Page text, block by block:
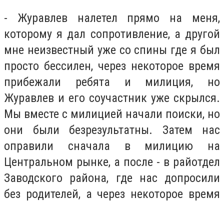
- Журавлев налетел прямо на меня,
которому я дал сопротивление, а другой
мне неизвестный уже со спины где я был
просто бессилен, через некоторое время
прибежали ребята и милиция, но
Журавлев и его соучастник уже скрылся.
Мы вместе с милицией начали поиски, но
они были безрезультатны. Затем нас
оправили сначала в милицию на
Центральном рынке, а после - в райотдел
Заводского района, где нас допросили
без родителей, а через некоторое время